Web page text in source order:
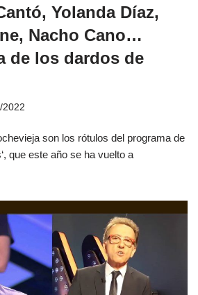
Yolanda Díaz,
Nacho Cano…
de los dardos de
2022
son los rótulos del programa de
que este año se ha vuelto a